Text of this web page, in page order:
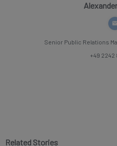
Senior Public Relations
+49 2242
Related Stories